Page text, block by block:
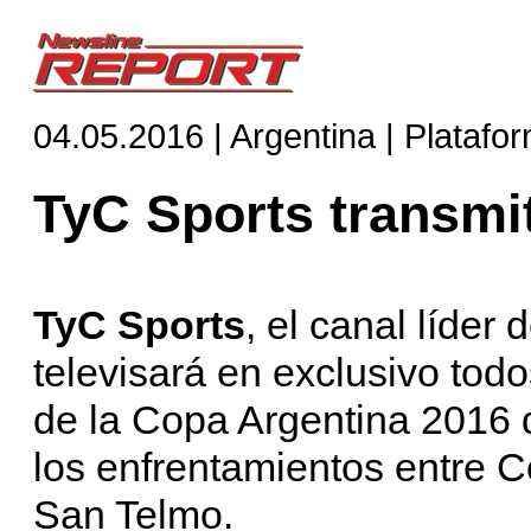
04.05.2016 | Argentina |
TyC Sports
TyC Sports, el canal líder
televisará en exclusivo
de la Copa Argentina
los enfrentamientos entre
San Telmo.